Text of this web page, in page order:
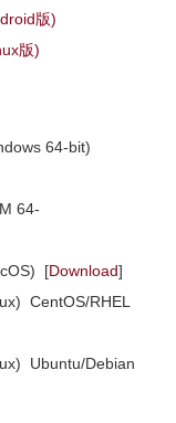
版)
版)
64-bit)
64-
[Download]
CentOS/RHEL
Ubuntu/Debian